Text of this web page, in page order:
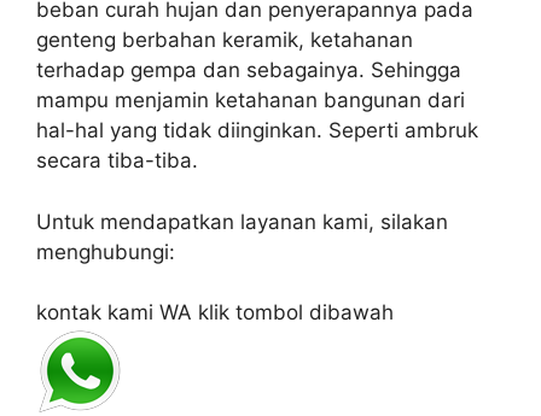
beban curah hujan dan penyerapannya pada
genteng berbahan keramik, ketahanan
terhadap gempa dan sebagainya. Sehingga
mampu menjamin ketahanan bangunan dari
hal-hal yang tidak diinginkan. Seperti ambruk
secara tiba-tiba.
Untuk mendapatkan layanan kami, silakan
menghubungi:
kontak kami WA klik tombol dibawah